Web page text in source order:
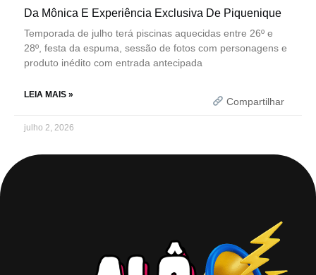
Da Mônica E Experiência Exclusiva De Piquenique
Temporada de julho terá piscinas aquecidas entre 26º e
28º, festa da espuma, sessão de fotos com personagens e
produto inédito com entrada antecipada
LEIA MAIS »
Compartilhar
julho 2, 2026